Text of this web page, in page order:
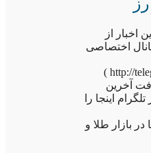
اخبار از
اختصاصی
http://telegram.me/asretebar )
آخرین
اینجا را
بازار طلا و